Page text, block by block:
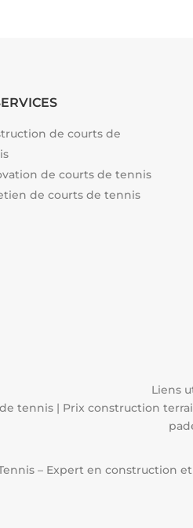
de courts de
de courts de tennis
de courts de tennis
Liens
tennis | Prix construction
– Expert en construction